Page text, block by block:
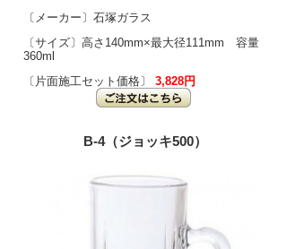
〔メーカー〕石塚ガラス
〔サイズ〕高さ140mm×最大径111mm 容量
360ml
〔片面施工セット価格〕 3,828円
B-4（ジョッキ500）